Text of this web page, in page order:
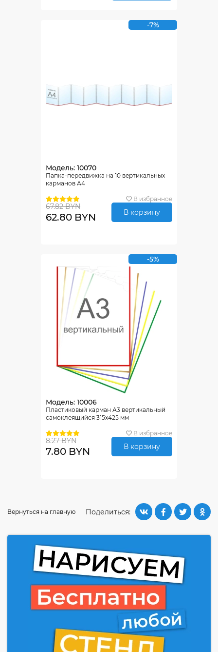
-7%
Модель: 10070
Папка-передвижка на 10 вертикальных
карманов А4
В избранное
67.82 BYN
62.80 BYN В корзину
-5%
Модель: 10006
Пластиковый карман А3 вертикальный
самоклеящийся 315х425 мм
В избранное
8.27 BYN
7.80 BYN В корзину
Поделиться:
Вернуться на главную